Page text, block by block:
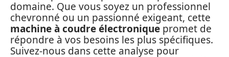
domaine. Que vous soyez un professionnel
chevronné ou un passionné exigeant, cette
machine à coudre électronique promet de
répondre à vos besoins les plus spécifiques.
Suivez-nous dans cette analyse pour